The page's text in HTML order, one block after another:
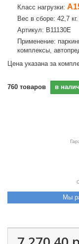
Класс нагрузки:
Вес в сборе: 42,7 кг.
Артикул: В11130E
Применение:
комплексы,
Цена указана за
760 товаров в
Мы